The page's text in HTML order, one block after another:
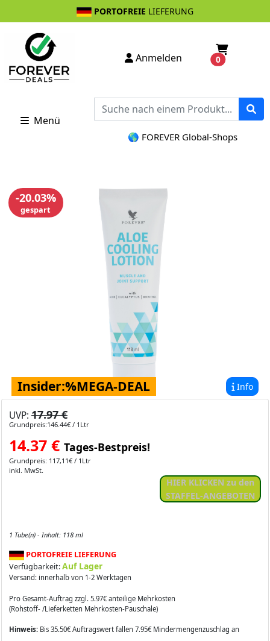
PORTOFREIE LIEFERUNG
Anmelden 0
Menü
🌎 FOREVER Global-Shops
-20.03%
gespart
Info
Insider:%MEGA-DEAL
UVP: 17.97 €
Grundpreis:146.44€ / 1Ltr
14.37 € Tages-Bestpreis!
Grundpreis: 117,11€ / 1Ltr
inkl. MwSt.
HIER KLICKEN zu den
STAFFEL-ANGEBOTEN
1 Tube(n) - Inhalt: 118 ml
PORTOFREIE LIEFERUNG
Verfügbarkeit:Auf Lager
Versand: innerhalb von 1-2 Werktagen
Pro Gesamt-Auftrag zzgl. 5.97€ anteilige Mehrkosten
(Rohstoff- /Lieferketten Mehrkosten-Pauschale)
Hinweis: Bis 35.50€ Auftragswert fallen 7.95€ Mindermengenzuschlag an